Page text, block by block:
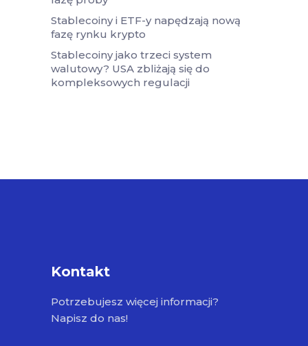
Stablecoiny i ETF-y napędzają nową
fazę rynku krypto
Stablecoiny jako trzeci system
walutowy? USA zbliżają się do
kompleksowych regulacji
Kontakt
Potrzebujesz więcej informacji?
Napisz do nas!